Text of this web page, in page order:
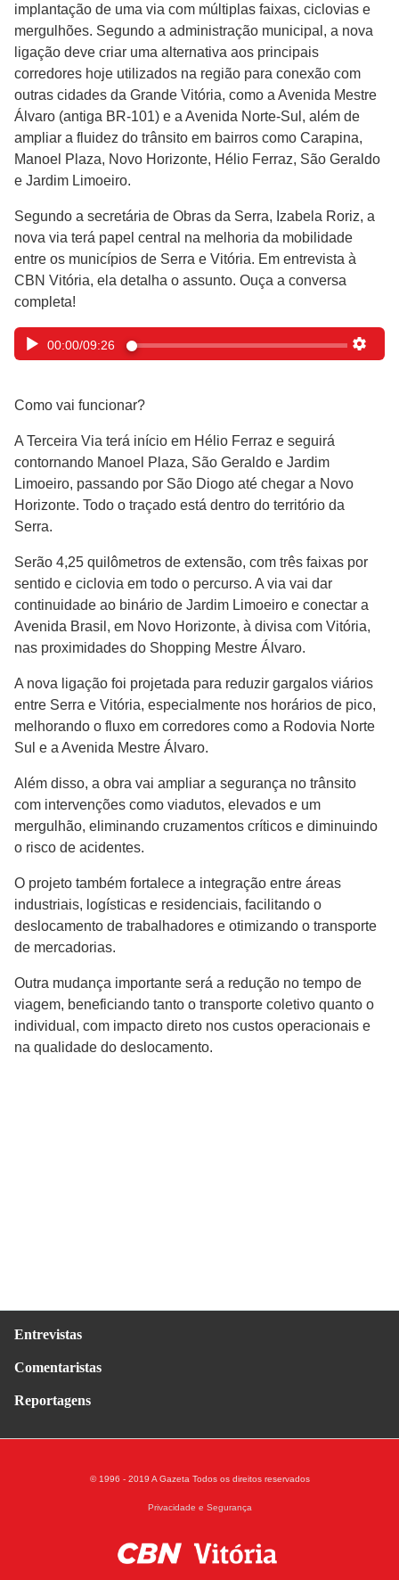
implantação de uma via com múltiplas faixas, ciclovias e
mergulhões. Segundo a administração municipal, a nova
ligação deve criar uma alternativa aos principais
corredores hoje utilizados na região para conexão com
outras cidades da Grande Vitória, como a Avenida Mestre
Álvaro (antiga BR-101) e a Avenida Norte-Sul, além de
ampliar a fluidez do trânsito em bairros como Carapina,
Manoel Plaza, Novo Horizonte, Hélio Ferraz, São Geraldo
e Jardim Limoeiro.
Segundo a secretária de Obras da Serra, Izabela Roriz, a
nova via terá papel central na melhoria da mobilidade
entre os municípios de Serra e Vitória. Em entrevista à
CBN Vitória, ela detalha o assunto. Ouça a conversa
completa!
00:00/09:26
Como vai funcionar?
A Terceira Via terá início em Hélio Ferraz e seguirá
contornando Manoel Plaza, São Geraldo e Jardim
Limoeiro, passando por São Diogo até chegar a Novo
Horizonte. Todo o traçado está dentro do território da
Serra.
Serão 4,25 quilômetros de extensão, com três faixas por
sentido e ciclovia em todo o percurso. A via vai dar
continuidade ao binário de Jardim Limoeiro e conectar a
Avenida Brasil, em Novo Horizonte, à divisa com Vitória,
nas proximidades do Shopping Mestre Álvaro.
A nova ligação foi projetada para reduzir gargalos viários
entre Serra e Vitória, especialmente nos horários de pico,
melhorando o fluxo em corredores como a Rodovia Norte
Sul e a Avenida Mestre Álvaro.
Além disso, a obra vai ampliar a segurança no trânsito
com intervenções como viadutos, elevados e um
mergulhão, eliminando cruzamentos críticos e diminuindo
o risco de acidentes.
O projeto também fortalece a integração entre áreas
industriais, logísticas e residenciais, facilitando o
deslocamento de trabalhadores e otimizando o transporte
de mercadorias.
Outra mudança importante será a redução no tempo de
viagem, beneficiando tanto o transporte coletivo quanto o
individual, com impacto direto nos custos operacionais e
na qualidade do deslocamento.
Entrevistas
Comentaristas
Reportagens
© 1996 - 2019 A Gazeta Todos os direitos reservados
Privacidade e Segurança